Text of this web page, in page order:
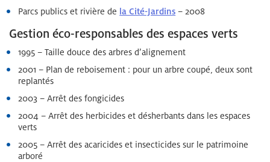
Parcs publics et rivière de la Cité-Jardins – 2008
Gestion éco-responsables des espaces verts
1995 – Taille douce des arbres d’alignement
2001 – Plan de reboisement : pour un arbre coupé, deux sont
replantés
2003 – Arrêt des fongicides
2004 – Arrêt des herbicides et désherbants dans les espaces
verts
2005 – Arrêt des acaricides et insecticides sur le patrimoine
arboré